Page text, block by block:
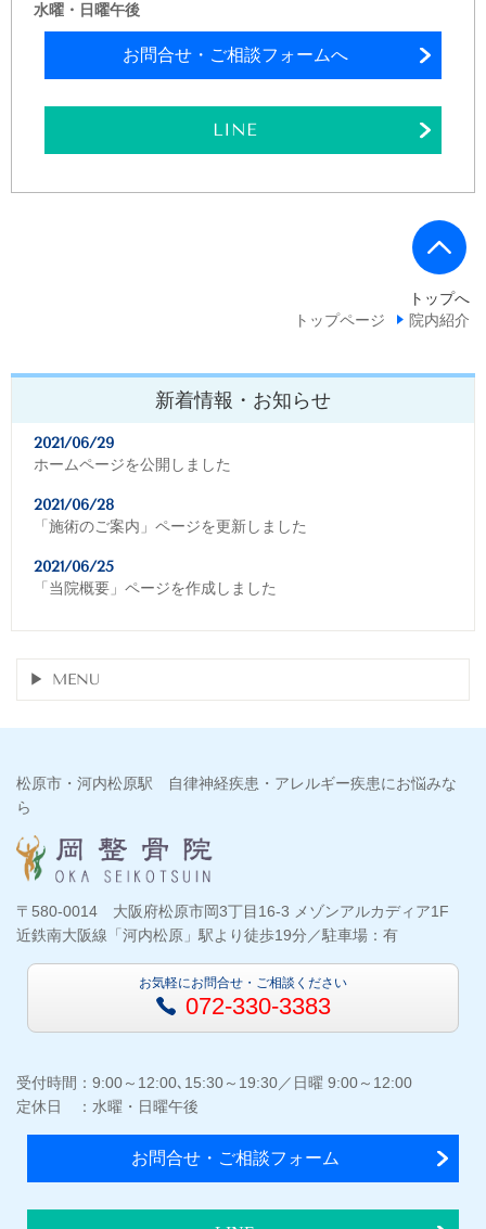
水曜・日曜午後
お問合せ・ご相談フォームへ
LINE
トップへ
トップページ
院内紹介
新着情報・お知らせ
2021/06/29
ホームページを公開しました
2021/06/28
「施術のご案内」ページを更新しました
2021/06/25
「当院概要」ページを作成しました
MENU
松原市・河内松原駅 自律神経疾患・アレルギー疾患にお悩みな
ら
〒580-0014 大阪府松原市岡3丁目16-3 メゾンアルカディア1F
近鉄南大阪線「河内松原」駅より徒歩19分／駐車場：有
お気軽にお問合せ・ご相談ください
072-330-3383
受付時間：9:00～12:00､15:30～19:30／日曜 9:00～12:00
定休日 ：水曜・日曜午後
お問合せ・ご相談フォーム